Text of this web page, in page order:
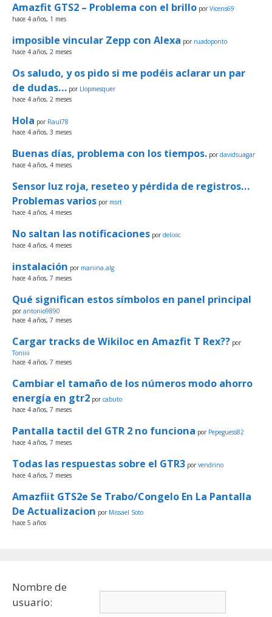
Amazfit GTS2 – Problema con el brillo porVicens69
hace 4 años, 1 mes
imposible vincular Zepp con Alexa por ruadoponto
hace 4 años, 2 meses
Os saludo, y os pido si me podéis aclarar un par
de dudas… por Llopmesquer
hace 4 años, 2 meses
Hola por Raul78
hace 4 años, 3 meses
Buenas días, problema con los tiempos. pordavidsuagar
hace 4 años, 4 meses
Sensor luz roja, reseteo y pérdida de registros…
Problemas varios por msrt
hace 4 años, 4 meses
No saltan las notificaciones pordelixic
hace 4 años, 4 meses
instalación por mariina.alg
hace 4 años, 7 meses
Qué significan estos símbolos en panel principal
porantonio9890
hace 4 años, 7 meses
Cargar tracks de Wikiloc en Amazfit T Rex?? por
Toniiii
hace 4 años, 7 meses
Cambiar el tamaño de los números modo ahorro
energía en gtr2 porcabuto
hace 4 años, 7 meses
Pantalla tactil del GTR 2 no funciona por Pepeguess82
hace 4 años, 7 meses
Todas las respuestas sobre el GTR3 porvendrino
hace 4 años, 7 meses
Amazfiit GTS2e Se Trabo/Congelo En La Pantalla
De Actualizacion por Missael Soto
hace 5 años
Nombre de
usuario: